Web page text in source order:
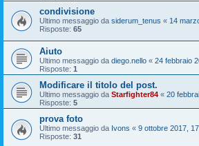
condivisione
Ultimo messaggio da siderum_tenus « 14
Risposte: 65
Aiuto
Ultimo messaggio da diego.nello « 24 febbraio
Risposte: 1
Modificare il titolo del post.
Ultimo messaggio da Starfighter84 « 20
Risposte: 5
prova foto
Ultimo messaggio da Ivons « 9 ottobre 2017,
Risposte: 31